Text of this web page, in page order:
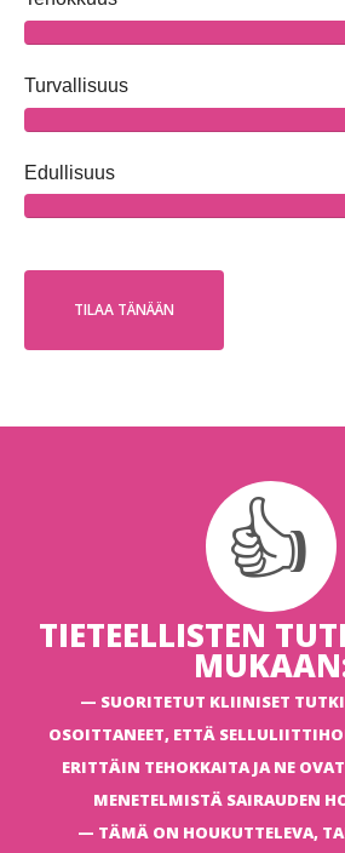
Turvallisuus
Edullisuus
TILAA TÄNÄÄN
TIETEELLISTEN
SUORITETUT KLIINISET
OSOITTANEET, ETTÄ
ERITTÄIN TEHOKKAITA JA NE
MENETELMISTÄ SAIRAUDEN
TÄMÄ ON HOUKUTTELEVA,